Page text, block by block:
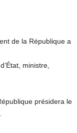
de la République a
ministre,
présidera le